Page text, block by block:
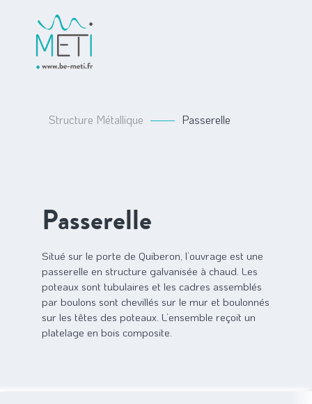
Structure Métallique Passerelle
Passerelle
Situé sur le porte de Quiberon, l’ouvrage est une
passerelle en structure galvanisée à chaud. Les
poteaux sont tubulaires et les cadres assemblés
par boulons sont chevillés sur le mur et boulonnés
sur les têtes des poteaux. L’ensemble reçoit un
platelage en bois composite.